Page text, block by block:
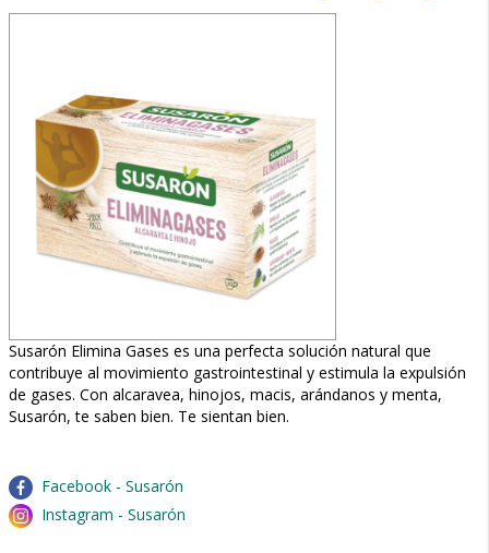
Susarón Elimina Gases es una perfecta solución natural que
contribuye al movimiento gastrointestinal y estimula la expulsión
de gases. Con alcaravea, hinojos, macis, arándanos y menta,
Susarón, te saben bien. Te sientan bien.
Facebook - Susarón
Instagram - Susarón